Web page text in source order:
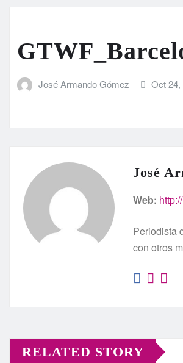
José Armando Gómez Oct 24,
José
Web:
Periodista
con otros
RELATED STORY